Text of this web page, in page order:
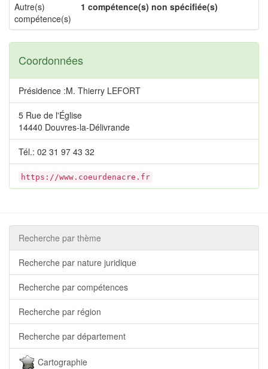
Autre(s)
compétence(s)
1 compétence(s) non spécifiée(s)
Coordonnées
Présidence :M. Thierry LEFORT
5 Rue de l'Église
14440 Douvres-la-Délivrande
Tél.: 02 31 97 43 32
https://www.coeurdenacre.fr
Recherche par thème
Recherche par nature juridique
Recherche par compétences
Recherche par région
Recherche par département
Cartographie